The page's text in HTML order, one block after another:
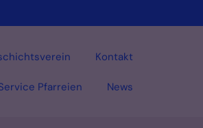
Pfarreien News
Kontakt